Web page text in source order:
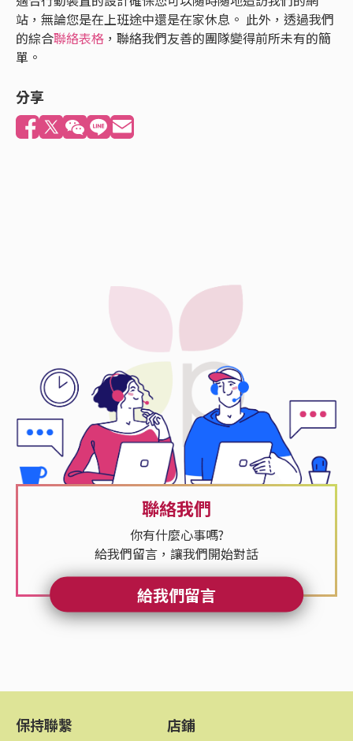
站，無論您是在上班途中還是在家休息。 此外，透過我們
的綜合聯絡表格 ，聯絡我們友善的團隊變得前所未有的簡
單。
分享
聯絡我們
你有什麼心事嗎?
給我們留言，讓我們開始對話
給我們留言
保持聯繫 店鋪